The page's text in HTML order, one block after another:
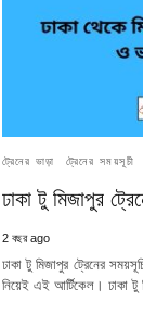
ট্রেনের ভাড়া ট্রেনের সময়সূচী
ঢাকা টু মিজাপুর
2 বছর ago
ঢাকা টু মিজাপুর ট্রেনের
নিয়েই এই আর্টিকেল। ঢাকা